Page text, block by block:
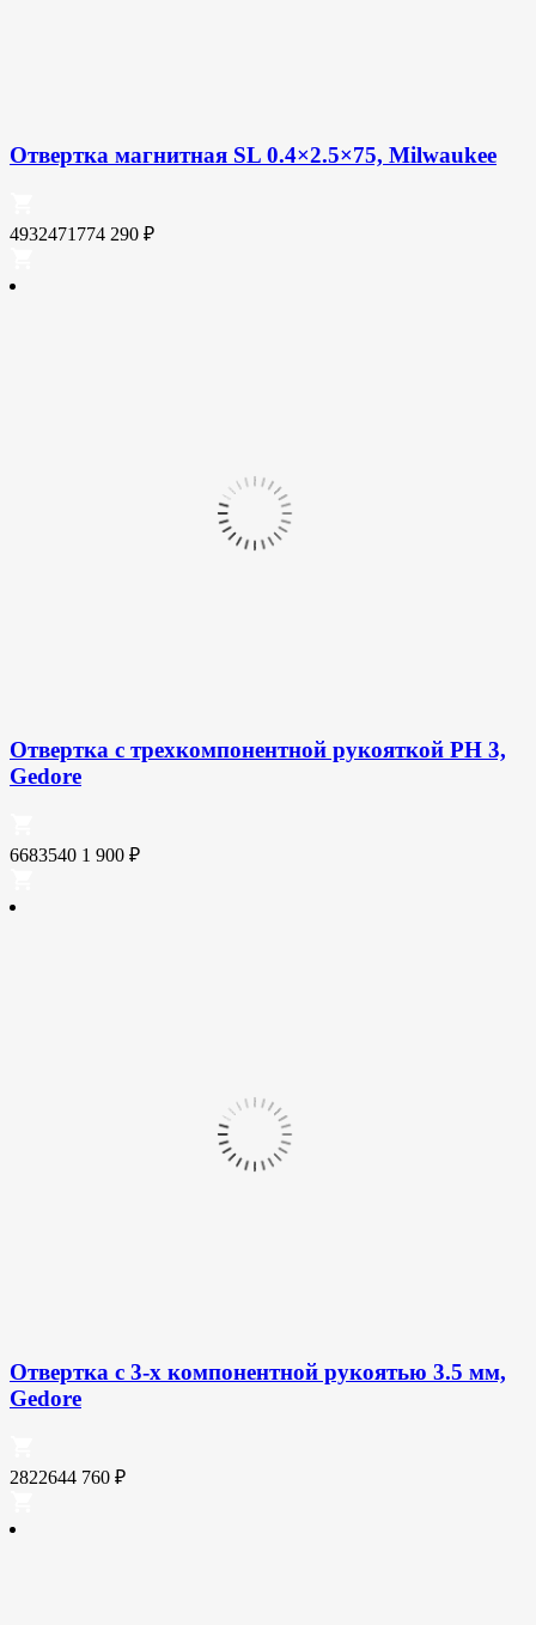
Отвертка магнитная SL 0.4×2.5×75, Milwaukee
4932471774 290 ₽
Отвертка с трехкомпонентной рукояткой PH 3,
Gedore
6683540 1 900 ₽
Отвертка с 3-х компонентной рукоятью 3.5 мм,
Gedore
2822644 760 ₽